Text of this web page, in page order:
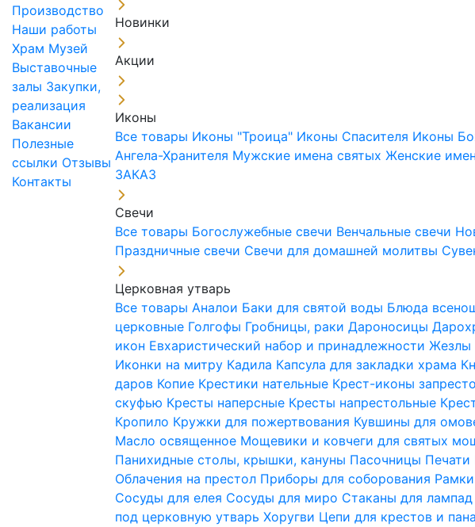
Производство
Наши работы
Храм Музей
Выставочные
залы Закупки,
реализация
Вакансии
Полезные
ссылки Отзывы
Контакты
Новинки
Акции
Иконы
Все товары Иконы "Троица" Иконы Спасителя Иконы
Ангела-Хранителя Мужские имена святыхЖенские
ЗАКАЗ
Свечи
Все товары Богослужебные свечи Венчальные свечи
Праздничные свечи Свечи для домашней молитвы
Церковная утварь
Все товарыАналои Баки для святой воды Блюда
церковные Голгофы Гробницы, ракиДароносицы
икон Евхаристический набор и принадлежности
Иконки на митру Кадила Капсула для закладки храма
даров Копие Крестики нательные Крест-иконы
скуфью Кресты наперсные Кресты напрестольные
Кропило Кружки для пожертвования Кувшины для
Масло освященное Мощевики и ковчеги для святых
Панихидные столы, крышки, кануны Пасочницы Печати
Облачения на престол Приборы для соборования
Сосуды для елея Сосуды для миро Стаканы для лампад
под церковную утварьХоругви Цепи для крестов и